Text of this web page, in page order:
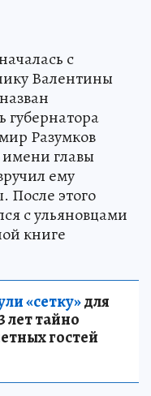
с
Валентины
губернатора
Разумков
имени главы
ему
После этого
с ульяновцами
книге
«сетку»для
лет тайно
гостей